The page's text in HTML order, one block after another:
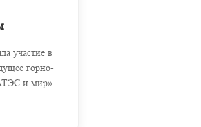
участие в
горно-
и мир»